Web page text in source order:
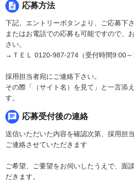
description 応募方法
下記、エントリーボタンより、ご応募下さ
またはお電話での応募も可能ですので、
さい。
→ＴＥＬ 0120-987-274（受付時間9:00～
採用担当者宛にご連絡下さい。
その際「（サイト名）を見て」と一言添
す。
chat 応募受付後の連絡
送信いただいた内容を確認次第、採用担
ご連絡させていただきます
ご希望、ご要望をお伺いしたうえで、面
だきます。